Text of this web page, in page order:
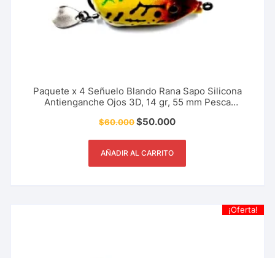
Paquete x 4 Señuelo Blando Rana Sapo Silicona
Antienganche Ojos 3D, 14 gr, 55 mm Pesca
$60.000$50.000
AÑADIR AL CARRITO
¡Oferta!